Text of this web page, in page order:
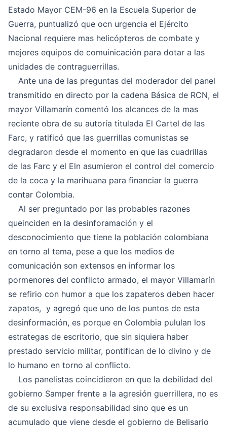
Estado Mayor CEM-96 en la Escuela Superior de
Guerra, puntualizó que ocn urgencia el Ejército
Nacional requiere mas helicópteros de combate y
mejores equipos de comuinicación para dotar a las
unidades de contraguerrillas.
Ante una de las preguntas del moderador del panel
transmitido en directo por la cadena Básica de RCN, el
mayor Villamarín comentó los alcances de la mas
reciente obra de su autoría titulada El Cartel de las
Farc, y ratificó que las guerrillas comunistas se
degradaron desde el momento en que las cuadrillas
de las Farc y el Eln asumieron el control del comercio
de la coca y la marihuana para financiar la guerra
contar Colombia.
Al ser preguntado por las probables razones
queinciden en la desinforamación y el
desconocimiento que tiene la población colombiana
en torno al tema, pese a que los medios de
comunicación son extensos en informar los
pormenores del conflicto armado, el mayor Villamarín
se refirio con humor a que los zapateros deben hacer
zapatos, y agregó que uno de los puntos de esta
desinformación, es porque en Colombia pululan los
estrategas de escritorio, que sin siquiera haber
prestado servicio militar, pontifican de lo divino y de
lo humano en torno al conflicto.
Los panelistas coincidieron en que la debilidad del
gobierno Samper frente a la agresión guerrillera, no es
de su exclusiva responsabilidad sino que es un
acumulado que viene desde el gobierno de Belisario